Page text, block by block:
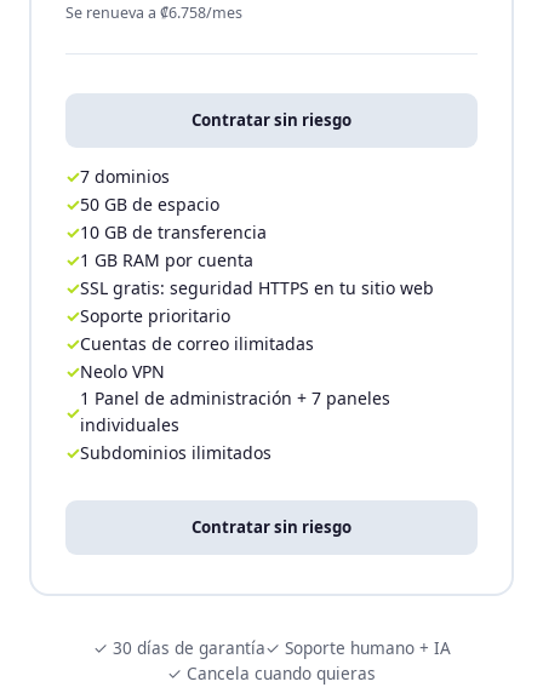
Se renueva a ₡6.758/mes
Contratar sin riesgo
7 dominios
50 GB de espacio
10 GB de transferencia
1 GB RAM por cuenta
SSL gratis: seguridad HTTPS en tu sitio web
Soporte prioritario
Cuentas de correo ilimitadas
Neolo VPN
1 Panel de administración + 7 paneles
individuales
Subdominios ilimitados
Contratar sin riesgo
✓ 30 días de garantía✓ Soporte humano + IA
✓ Cancela cuando quieras